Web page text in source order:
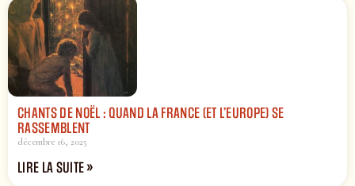
CHANTS DE NOËL : QUAND LA FRANCE (ET L’EUROPE) SE
RASSEMBLENT
décembre 16, 2025
LIRE LA SUITE »